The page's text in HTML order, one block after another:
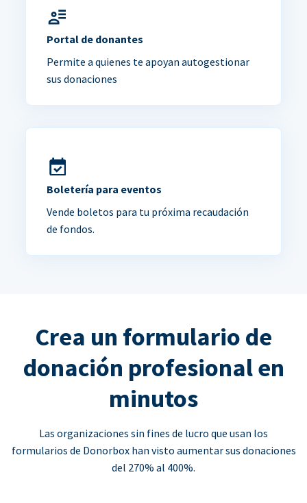
Portal de donantes
Permite a quienes te apoyan autogestionar
sus donaciones
Boletería para eventos
Vende boletos para tu próxima recaudación
de fondos.
Crea un formulario de
donación profesional en
minutos
Las organizaciones sin fines de lucro que usan los
formularios de Donorbox han visto aumentar sus donaciones
del 270% al 400%.